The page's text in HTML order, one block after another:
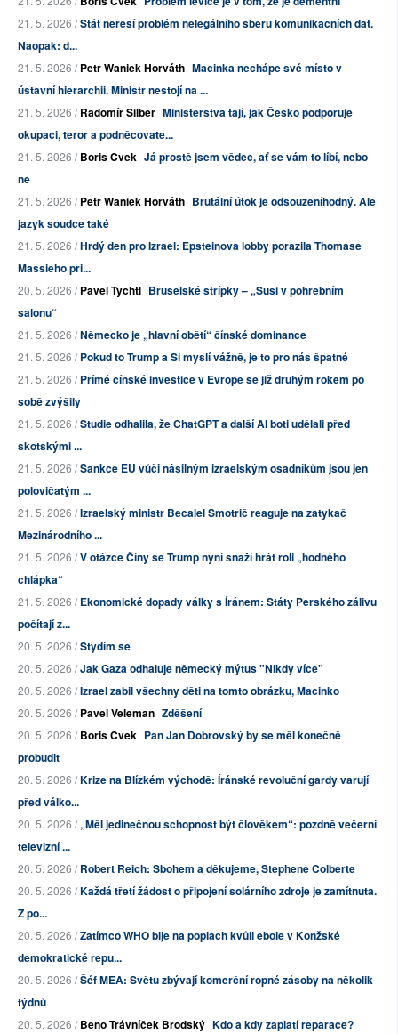
21. 5. 2026 /Stát neřeší problém nelegálního sběru komunikačních dat.
Naopak: d...
21. 5. 2026 /Petr Waniek Horváth Macinka nechápe své místo v
ústavní hierarchii. Ministr nestojí na ...
21. 5. 2026 /Radomír Silber Ministerstva tají, jak Česko podporuje
okupaci, teror a podněcovate...
21. 5. 2026 /Boris Cvek Já prostě jsem vědec, ať se vám to líbí, nebo
ne
21. 5. 2026 /Petr Waniek Horváth Brutální útok je odsouzeníhodný. Ale
jazyk soudce také
21. 5. 2026 /Hrdý den pro Izrael: Epsteinova lobby porazila Thomase
Massieho pri...
20. 5. 2026 /Pavel Tychtl Bruselské střípky – „Suši v pohřebním
salonu“
21. 5. 2026 /Německo je „hlavní obětí“ čínské dominance
21. 5. 2026 /Pokud to Trump a Si myslí vážně, je to pro nás špatné
21. 5. 2026 /Přímé čínské investice v Evropě se již druhým rokem po
sobě zvýšily
21. 5. 2026 /Studie odhalila, že ChatGPT a další AI boti udělali před
skotskými ...
21. 5. 2026 /Sankce EU vůči násilným izraelským osadníkům jsou jen
polovičatým ...
21. 5. 2026 /Izraelský ministr Becalel Smotrič reaguje na zatykač
Mezinárodního ...
21. 5. 2026 /V otázce Číny se Trump nyní snaží hrát roli „hodného
chlápka“
21. 5. 2026 /Ekonomické dopady války s Íránem: Státy Perského zálivu
počítají z...
20. 5. 2026 /Stydím se
20. 5. 2026 /Jak Gaza odhaluje německý mýtus "Nikdy více"
20. 5. 2026 /Izrael zabil všechny děti na tomto obrázku, Macinko
20. 5. 2026 /Pavel Veleman Zděšení
20. 5. 2026 /Boris Cvek Pan Jan Dobrovský by se měl konečně
probudit
20. 5. 2026 /Krize na Blízkém východě: Íránské revoluční gardy varují
před válko...
20. 5. 2026 /„Měl jedinečnou schopnost být člověkem“: pozdně večerní
televizní ...
20. 5. 2026 /Robert Reich: Sbohem a děkujeme, Stephene Colberte
20. 5. 2026 /Každá třetí žádost o připojení solárního zdroje je zamítnuta.
Z po...
20. 5. 2026 /Zatímco WHO bije na poplach kvůli ebole v Konžské
demokratické repu...
20. 5. 2026 /Šéf MEA: Světu zbývají komerční ropné zásoby na několik
týdnů
20. 5. 2026 /Beno Trávníček Brodský Kdo a kdy zaplatí reparace?